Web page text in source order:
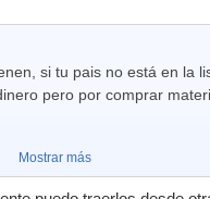
si tu pais no está en la
pero por comprar
Mostrar más